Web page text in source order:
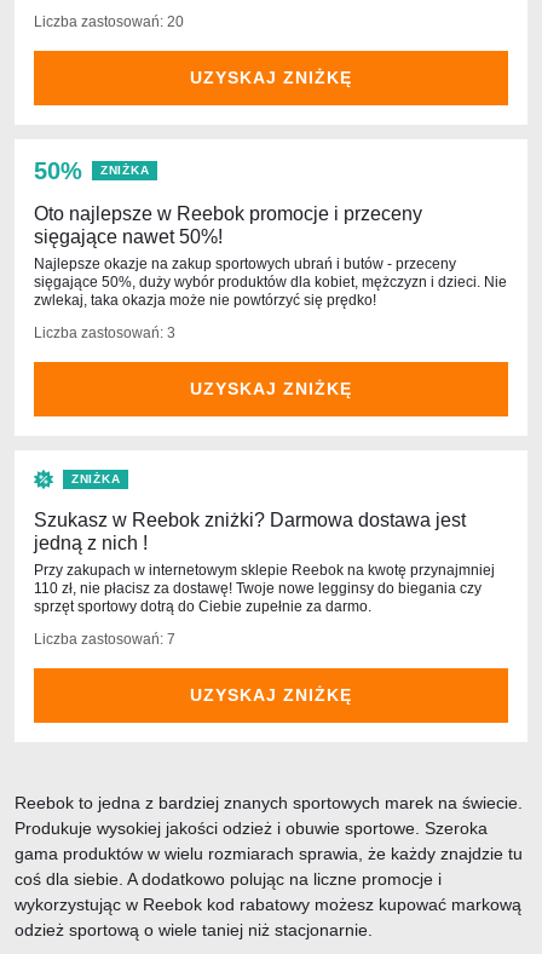
Liczba zastosowań: 20
UZYSKAJ ZNIŻKĘ
50% ZNIŻKA
Oto najlepsze w Reebok promocje i przeceny
sięgające nawet 50%!
Najlepsze okazje na zakup sportowych ubrań i butów - przeceny
sięgające 50%, duży wybór produktów dla kobiet, mężczyzn i dzieci. Nie
zwlekaj, taka okazja może nie powtórzyć się prędko!
Liczba zastosowań: 3
UZYSKAJ ZNIŻKĘ
ZNIŻKA
Szukasz w Reebok zniżki? Darmowa dostawa jest
jedną z nich !
Przy zakupach w internetowym sklepie Reebok na kwotę przynajmniej
110 zł, nie płacisz za dostawę! Twoje nowe legginsy do biegania czy
sprzęt sportowy dotrą do Ciebie zupełnie za darmo.
Liczba zastosowań: 7
UZYSKAJ ZNIŻKĘ
Reebok to jedna z bardziej znanych sportowych marek na świecie.
Produkuje wysokiej jakości odzież i obuwie sportowe. Szeroka
gama produktów w wielu rozmiarach sprawia, że każdy znajdzie tu
coś dla siebie. A dodatkowo polując na liczne promocje i
wykorzystując w Reebok kod rabatowy możesz kupować markową
odzież sportową o wiele taniej niż stacjonarnie.